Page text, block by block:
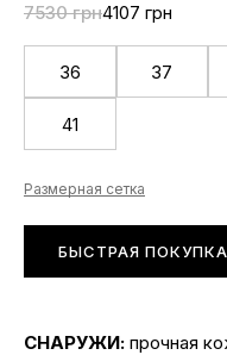
7530 грн4107 грн
36 37
41
Размерная сетка
БЫСТРАЯ ПОКУПКА
СНАРУЖИ: прочная